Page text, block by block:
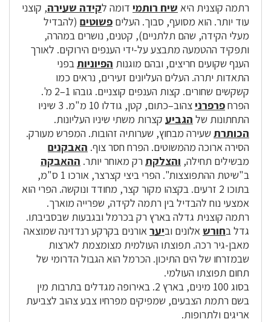
רתמה קוצנית היא שיח רותמי דומה לקידה שעירה, קוצני
עוד יותר. הוא מסועף, סבוך. העלים פשוטים (להבדיל
מעלי הקידה, שהם תלתניים), קטנים, נושרים במהרה,
ותפקיד ההטמעה מתבצע על-ידי הענפים הירוקים. לאורך
הענף שקועים חריצים, ובהם מוגנות הפיוניותבפני
התאדות יתרה. העלים העליונים זעירים, נראים כמו
קשקשים שחורים. קצות הענפים קוצניים. גובהו 1–2 מ'.
הפרחפרפרני
צהוב–כתום, קטן, גודלו 10 מ"מ. 3 שיניו
התחתונות של הגביע קצרות משתי שיניו העליונות.
הכותרת שעירה מבחוץ, שערותיה זהובות. המפרש מעורק.
הסירה ארוכה מהמשוטים. הפרח חסר צוף. האבקנים
מבשילים תחילה, והצלקת רק מאוחר יותר. ההאבקה
ב"שיטת ההתפוצצות". הפרי ביצי קצרצר, אורכו 1 ס"מ,
בתוכו 2 זרעים. בקצהו מקור קצר, מחודד ונוקשה. הפרי הוא
אמצעי נוח להבדיל בין רתמה לקידה, שפרייה מוארך.
רתמה קוצנית גדלה בארץ רק בכרמל ובגבעות שבסביבתו.
גדל בחורשאלונים וביעראורנים בקרקע רנדזינה שמוצאה
מאבן-גיר רכה. תפוצתו העולמית מצומצמת לארצות
שבמזרחו של הים התיכון. הכרמל הוא הגבול הדרומי של
תחום תפוצתו העולמי.
בסוג 100 מינים, בארץ 2. באירופה מגדלים בתרבות מין
בשם רתמת הצבעים, שמפיקים מפרחיו צבע צהוב לצביעת
אריגים ולתרופות.